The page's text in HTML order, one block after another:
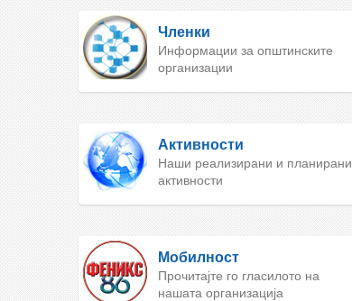
Членки
Информации за општинските
организации
Активности
Наши реализирани и планирани
активности
Мобилност
Прочитајте го гласилото на
нашата организација